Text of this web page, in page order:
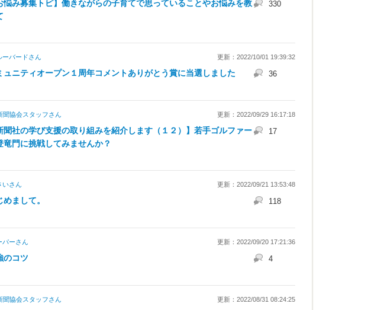
悩み募集トピ】働きながらの子育てで思っていることやお悩みを教
330
ーバードさん 更新：2022/10/01 19:39:32
ュニティオープン１周年コメントありがとう賞に当選しました 36
聞協会スタッフさん 更新：2022/09/29 16:17:18
聞社の学び支援の取り組みを紹介します（１２）】若手ゴルファー
竜門に挑戦してみませんか？
17
いさん 更新：2022/09/21 13:53:48
めまして。 118
パーさん 更新：2022/09/20 17:21:36
のコツ 4
聞協会スタッフさん 更新：2022/08/31 08:24:25